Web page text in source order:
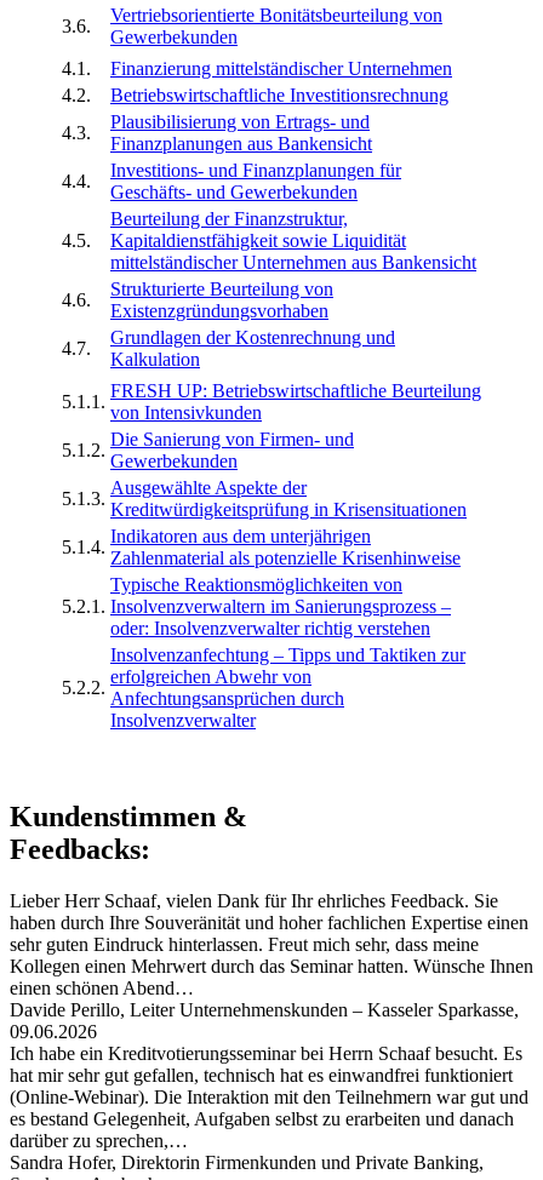
3.6.
Vertriebsorientierte Bonitätsbeurteilung von
Gewerbekunden
4.1.
Finanzierung mittelständischer Unternehmen
4.2.
Betriebswirtschaftliche Investitionsrechnung
4.3.
Plausibilisierung von Ertrags- und
Finanzplanungen aus Bankensicht
4.4.
Investitions- und Finanzplanungen für
Geschäfts- und Gewerbekunden
4.5.
Beurteilung der Finanzstruktur,
Kapitaldienstfähigkeit sowie Liquidität
mittelständischer Unternehmen aus Bankensicht
4.6.
Strukturierte Beurteilung von
Existenzgründungsvorhaben
4.7.
Grundlagen der Kostenrechnung und
Kalkulation
5.1.1.
FRESH UP: Betriebswirtschaftliche Beurteilung
von Intensivkunden
5.1.2.
Die Sanierung von Firmen- und
Gewerbekunden
5.1.3.
Ausgewählte Aspekte der
Kreditwürdigkeitsprüfung in Krisensituationen
5.1.4.
Indikatoren aus dem unterjährigen
Zahlenmaterial als potenzielle Krisenhinweise
5.2.1.
Typische Reaktionsmöglichkeiten von
Insolvenzverwaltern im Sanierungsprozess –
oder: Insolvenzverwalter richtig verstehen
5.2.2.
Insolvenzanfechtung – Tipps und Taktiken zur
erfolgreichen Abwehr von
Anfechtungsansprüchen durch
Insolvenzverwalter
Kundenstimmen &
Feedbacks:
Lieber Herr Schaaf, vielen Dank für Ihr ehrliches Feedback. Sie
haben durch Ihre Souveränität und hoher fachlichen Expertise einen
sehr guten Eindruck hinterlassen. Freut mich sehr, dass meine
Kollegen einen Mehrwert durch das Seminar hatten. Wünsche Ihnen
einen schönen Abend…
Davide Perillo, Leiter Unternehmenskunden – Kasseler Sparkasse,
09.06.2026
Ich habe ein Kreditvotierungsseminar bei Herrn Schaaf besucht. Es
hat mir sehr gut gefallen, technisch hat es einwandfrei funktioniert
(Online-Webinar). Die Interaktion mit den Teilnehmern war gut und
es bestand Gelegenheit, Aufgaben selbst zu erarbeiten und danach
darüber zu sprechen,…
Sandra Hofer, Direktorin Firmenkunden und Private Banking,